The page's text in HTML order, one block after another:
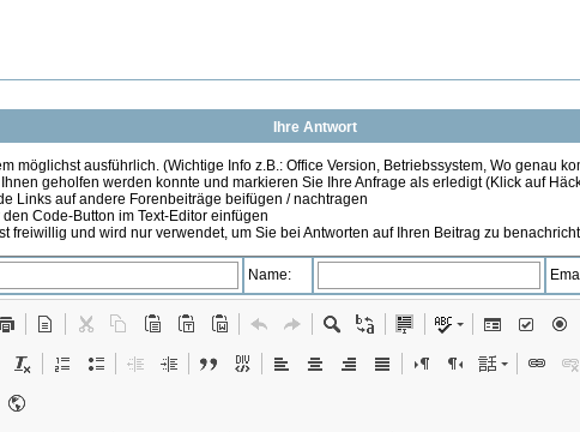
Ihre Antwort
möglichst ausführlich. (Wichtige Info z.B.: Office Version, Betriebssystem, Wo genau
geholfen werden konnte und markieren Sie Ihre Anfrage als erledigt (Klick auf
Links auf andere Forenbeiträge beifügen / nachtragen
Code-Button im Text-Editor einfügen
freiwillig und wird nur verwendet, um Sie bei Antworten auf Ihren Beitrag zu
Name: